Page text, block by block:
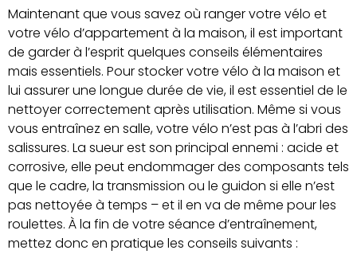
Maintenant que vous savez où ranger votre vélo et
votre vélo d’appartement à la maison, il est important
de garder à l’esprit quelques conseils élémentaires
mais essentiels. Pour stocker votre vélo à la maison et
lui assurer une longue durée de vie, il est essentiel de le
nettoyer correctement après utilisation. Même si vous
vous entraînez en salle, votre vélo n’est pas à l’abri des
salissures. La sueur est son principal ennemi : acide et
corrosive, elle peut endommager des composants tels
que le cadre, la transmission ou le guidon si elle n’est
pas nettoyée à temps – et il en va de même pour les
roulettes. À la fin de votre séance d’entraînement,
mettez donc en pratique les conseils suivants :